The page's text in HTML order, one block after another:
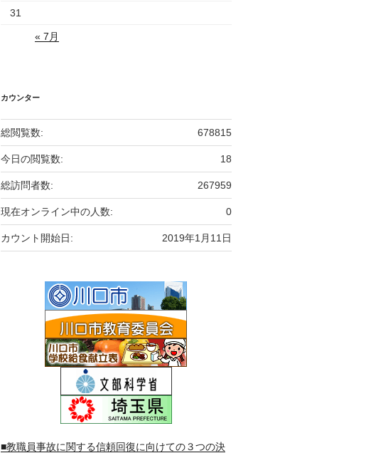
31
« 7月
カウンター
678815
総閲覧数:
18
今日の閲覧数:
267959
総訪問者数:
0
現在オンライン中の人数:
2019年1月11日
カウント開始日:
■教職員事故に関する信頼回復に向けての３つの決